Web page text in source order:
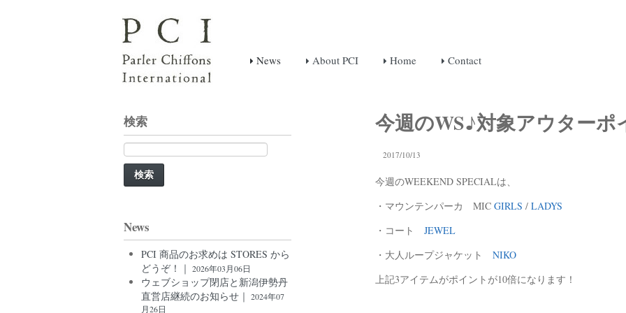
News About PCI Home Contact
今週のWS♪対象アウターポ
2017/10/13
今週のWEEKEND SPECIALは、
・マウンテンパーカ MIC GIRLS / LADYS
・コート JEWEL
・大人ループジャケット NIKO
上記3アイテムがポイントが10倍になります！
検索
検
索:
News
PCI 商品のお求めは STORES から
どうぞ！｜ 2026年03月06日
ウェブショップ閉店と新潟伊勢丹
直営店継続のお知らせ｜ 2024年07
月26日